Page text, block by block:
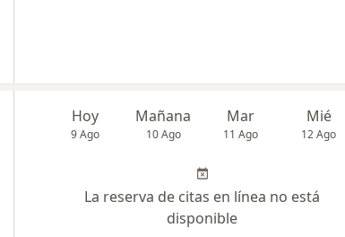
Hoy
9 Ago
Mañana
10 Ago
Mar
11 Ago
Mié
12 Ago
La reserva de citas en línea no está
disponible